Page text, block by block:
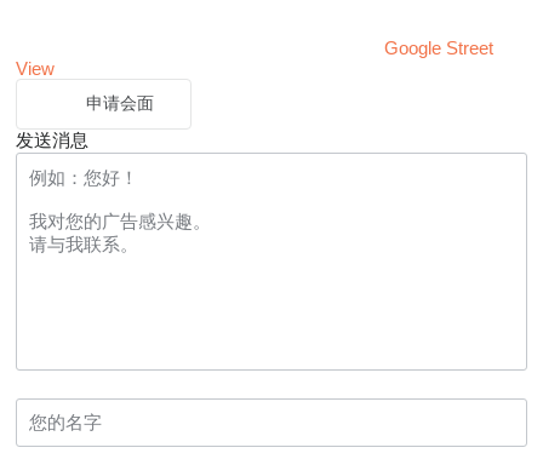
Google Street
View
申请会面
发送消息